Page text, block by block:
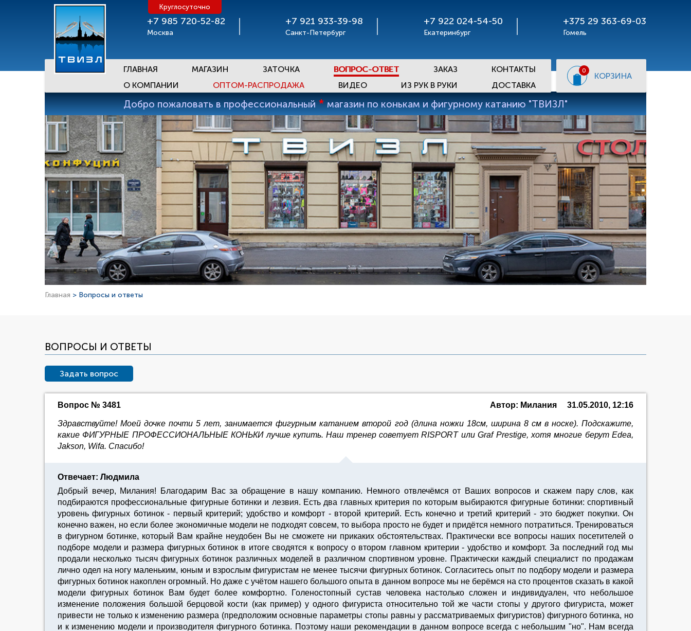
+7 985 720-52-82
Москва
Круглосуточно
+7 921 933-39-98
Санкт-Петербург
+7 922 024-54-50
Екатеринбург
+375 29 363-69-03
Гомель
ГЛАВНАЯ МАГАЗИН ЗАТОЧКА ВОПРОС-ОТВЕТ ЗАКАЗ
КОНТАКТЫ
О КОМПАНИИ
ОПТОМ-РАСПРОДАЖА ВИДЕО ИЗ РУК В РУКИ ДОСТАВКА
0
КОРЗИНА
Добро пожаловать в профессиональный * магазин по конькам и фигурному катанию "ТВИЗЛ"
Главная > Вопросы и ответы
ВОПРОСЫ И ОТВЕТЫ
Задать вопрос
Вопрос № 3481 Автор: Милания 31.05.2010, 12:16
Здравствуйте! Моей дочке почти 5 лет, занимается фигурным катанием второй год (длина ножки 18см, ширина 8 см в носке). Подскажите,
какие ФИГУРНЫЕ ПРОФЕССИОНАЛЬНЫЕ КОНЬКИ лучше купить. Наш тренер советует RISPORT или Graf Prestige, хотя многие берут Edea,
Jakson, Wifa. Спасибо!
Отвечает: Людмила
Добрый вечер, Милания! Благодарим Вас за обращение в нашу компанию. Немного отвлечёмся от Ваших вопросов и скажем пару слов, как
подбираются профессиональные фигурные ботинки и лезвия. Есть два главных критерия по которым выбираются фигурные ботинки: спортивный
уровень фигурных ботинок - первый критерий; удобство и комфорт - второй критерий. Есть конечно и третий критерий - это бюджет покупки. Он
конечно важен, но если более экономичные модели не подходят совсем, то выбора просто не будет и придётся немного потратиться. Тренироваться
в фигурном ботинке, который Вам крайне неудобен Вы не сможете ни прикаких обстоятельствах. Практически все вопросы наших посетителей о
подборе модели и размера фигурных ботинок в итоге сводятся к вопросу о втором главном критерии - удобство и комфорт. За последний год мы
продали несколько тысяч фигурных ботинок различных моделей в различном спортивном уровне. Практически каждый специалист по продажам
лично одел на ногу маленьким, юным и взрослым фигуристам не менее тысячи фигурных ботинок. Согласитесь опыт по подбору модели и размера
фигурных ботинок накоплен огромный. Но даже с учётом нашего большого опыта в данном вопросе мы не берёмся на сто процентов сказать в какой
модели фигурных ботинок Вам будет более комфортно. Голеностопный сустав человека настолько сложен и индивидуален, что небольшое
изменение положения большой берцовой кости (как пример) у одного фигуриста относительно той же части стопы у другого фигуриста, может
привести не только к изменению размера (предположим основные параметры стопы равны у рассматриваемых фигуристов) фигурного ботинка, но
и к изменению модели и производителя фигурного ботинка. Поэтому наши рекомендации в данном вопросе всегда с небольшим "но". Нам всегда